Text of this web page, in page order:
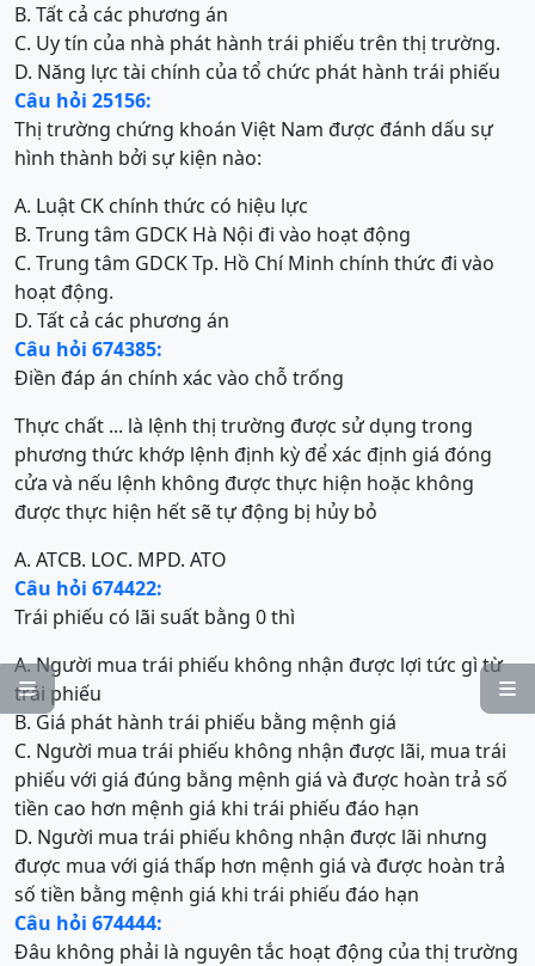


B. Tất cả các phương án
C. Uy tín của nhà phát hành trái phiếu trên thị trường.
D. Năng lực tài chính của tổ chức phát hành trái phiếu
Câu hỏi 25156:
Thị trường chứng khoán Việt Nam được đánh dấu sự
hình thành bởi sự kiện nào:
A. Luật CK chính thức có hiệu lực
B. Trung tâm GDCK Hà Nội đi vào hoạt động
C. Trung tâm GDCK Tp. Hồ Chí Minh chính thức đi vào
hoạt động.
D. Tất cả các phương án
Câu hỏi 674385:
Điền đáp án chính xác vào chỗ trống
Thực chất ... là lệnh thị trường được sử dụng trong
phương thức khớp lệnh định kỳ để xác định giá đóng
cửa và nếu lệnh không được thực hiện hoặc không
được thực hiện hết sẽ tự động bị hủy bỏ
A. ATCB. LOC. MPD. ATO
Câu hỏi 674422:
Trái phiếu có lãi suất bằng 0 thì
A. Người mua trái phiếu không nhận được lợi tức gì từ
trái phiếu
B. Giá phát hành trái phiếu bằng mệnh giá
C. Người mua trái phiếu không nhận được lãi, mua trái
phiếu với giá đúng bằng mệnh giá và được hoàn trả số
tiền cao hơn mệnh giá khi trái phiếu đáo hạn
D. Người mua trái phiếu không nhận được lãi nhưng
được mua với giá thấp hơn mệnh giá và được hoàn trả
số tiền bằng mệnh giá khi trái phiếu đáo hạn
Câu hỏi 674444:
Đâu không phải là nguyên tắc hoạt động của thị trường